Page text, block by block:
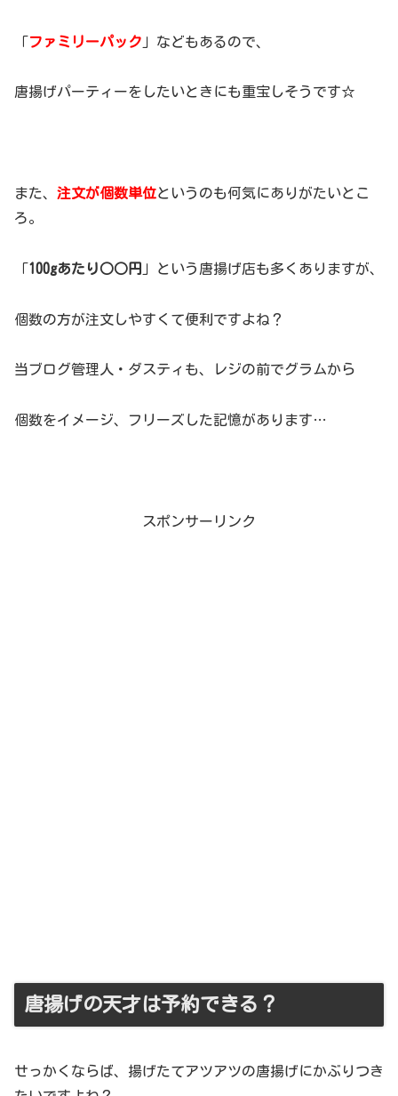
「ファミリーパック 」などもあるので、
唐揚げパーティーをしたいときにも重宝しそうです☆
また、 注文が個数単位というのも何気にありがたいとこ
ろ。
「100gあたり○○円 」という唐揚げ店も多くありますが、
個数の方が注文しやすくて便利ですよね？
当ブログ管理人・ダスティも、レジの前でグラムから
個数をイメージ、フリーズした記憶があります…
スポンサーリンク
唐揚げの天才は予約できる？
せっかくならば、揚げたてアツアツの唐揚げにかぶりつき